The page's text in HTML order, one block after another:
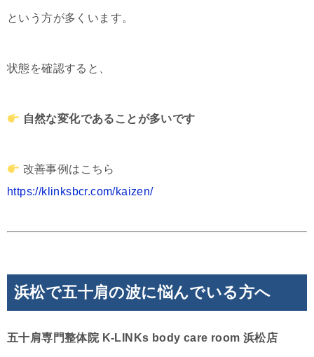
という方が多くいます。
状態を確認すると、
自然な変化であることが多いです
改善事例はこちら
https://klinksbcr.com/kaizen/
浜松で五十肩の波に悩んでいる方へ
五十肩専門整体院 K-LINKs body care room 浜松店